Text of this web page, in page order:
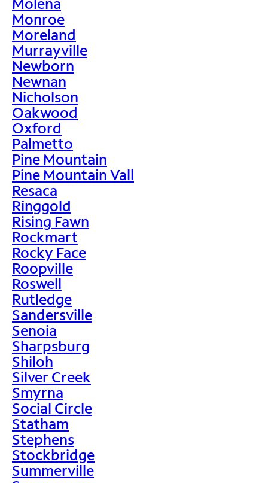
Monroe
Moreland
Murrayville
Newborn
Newnan
Nicholson
Oakwood
Oxford
Palmetto
Pine Mountain
Pine Mountain Vall
Resaca
Ringgold
Rising Fawn
Rockmart
Rocky Face
Roopville
Roswell
Rutledge
Sandersville
Senoia
Sharpsburg
Shiloh
Silver Creek
Smyrna
Social Circle
Statham
Stephens
Stockbridge
Summerville